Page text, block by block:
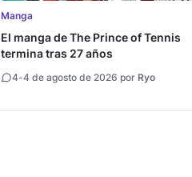
Manga
El manga de The Prince of Tennis
termina tras 27 años
4-4 de agosto de 2026 por Ryo